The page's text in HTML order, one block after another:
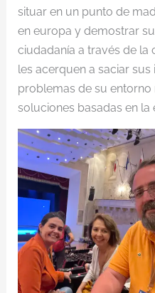
situar en un punto de
en europa y demostrar
ciudadanía a través de la
les acerquen a saciar
problemas de su
soluciones basadas en la